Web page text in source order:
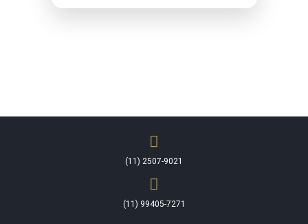
(11) 2507-9021
(11) 99405-7271